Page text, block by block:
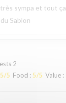
sympa et tout
Sablon
2
5/5 Food :5/5 Value :